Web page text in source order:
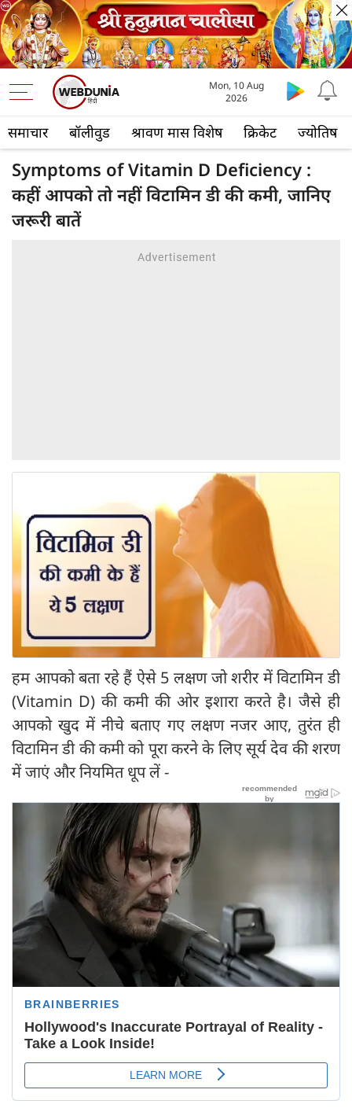
समाचार बॉलीवुड श्रावण मास विशेष क्रिकेट ज्योतिष
Mon, 10 Aug
2026
Symptoms of Vitamin D Deficiency :
कहीं आपको तो नहीं विटामिन डी की कमी, जानिए
जरूरी बातें
हम आपको बता रहे हैं ऐसे 5 लक्षण जो शरीर में विटामिन डी
(Vitamin D) की कमी की ओर इशारा करते है। जैसे ही
आपको खुद में नीचे बताए गए लक्षण नजर आए, तुरंत ही
विटामिन डी की कमी को पूरा करने के लिए सूर्य देव की शरण
में जाएं और नियमित धूप लें -